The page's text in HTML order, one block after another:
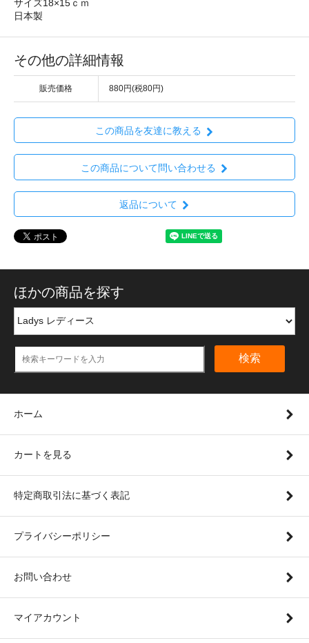
サイズ18×15ｃｍ
日本製
その他の詳細情報
販売価格 880円(税80円)
この商品を友達に教える
この商品について問い合わせる
返品について
ほかの商品を探す
検索
ホーム
カートを見る
特定商取引法に基づく表記
プライバシーポリシー
お問い合わせ
マイアカウント